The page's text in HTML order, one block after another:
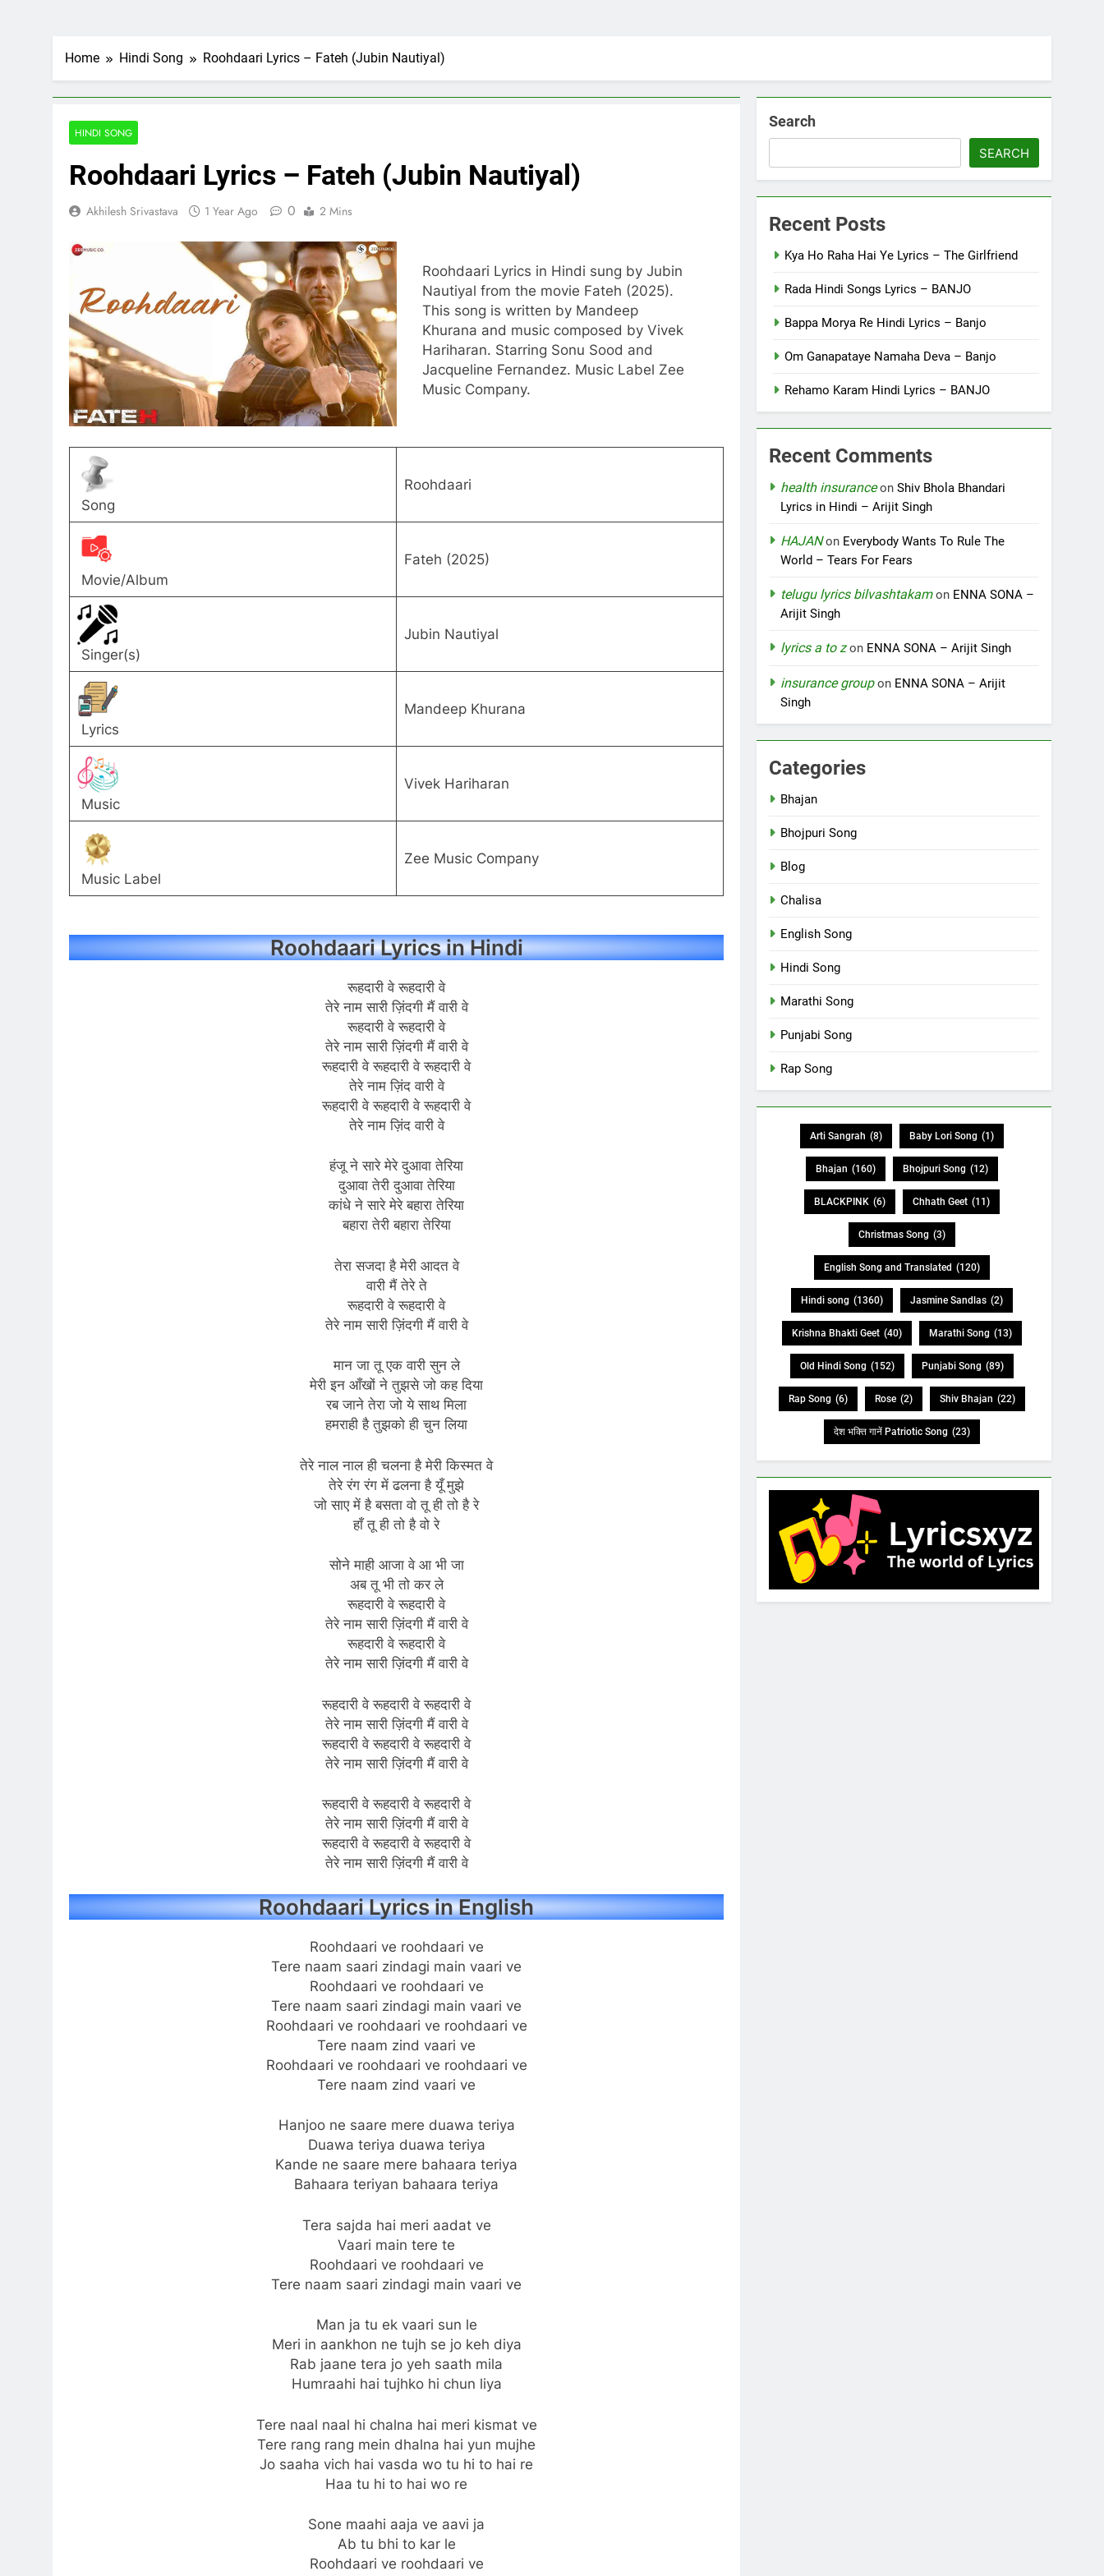
Home Hindi Song Roohdaari Lyrics – Fateh (Jubin Nautiyal)
HINDI SONG
Roohdaari Lyrics – Fateh (Jubin Nautiyal)
Akhilesh Srivastava 1 Year Ago 0 2 Mins
Roohdaari Lyrics in Hindi sung by Jubin
Nautiyal from the movie Fateh (2025).
This song is written by Mandeep
Khurana and music composed by Vivek
Hariharan. Starring Sonu Sood and
Jacqueline Fernandez. Music Label Zee
Music Company.
Song
Roohdaari
Movie/Album
Fateh (2025)
Singer(s)
Jubin Nautiyal
Lyrics
Mandeep Khurana
Music
Vivek Hariharan
Music Label
Zee Music Company
Roohdaari Lyrics in Hindi
रूहदारी वे रूहदारी वे
तेरे नाम सारी ज़िंदगी मैं वारी वे
रूहदारी वे रूहदारी वे
तेरे नाम सारी ज़िंदगी मैं वारी वे
रूहदारी वे रूहदारी वे रूहदारी वे
तेरे नाम ज़िंद वारी वे
रूहदारी वे रूहदारी वे रूहदारी वे
तेरे नाम ज़िंद वारी वे
हंजू ने सारे मेरे दुआवा तेरिया
दुआवा तेरी दुआवा तेरिया
कांधे ने सारे मेरे बहारा तेरिया
बहारा तेरी बहारा तेरिया
तेरा सजदा है मेरी आदत वे
वारी मैं तेरे ते
रूहदारी वे रूहदारी वे
तेरे नाम सारी ज़िंदगी मैं वारी वे
मान जा तू एक वारी सुन ले
मेरी इन आँखों ने तुझसे जो कह दिया
रब जाने तेरा जो ये साथ मिला
हमराही है तुझको ही चुन लिया
तेरे नाल नाल ही चलना है मेरी किस्मत वे
तेरे रंग रंग में ढलना है यूँ मुझे
जो साए में है बसता वो तू ही तो है रे
हाँ तू ही तो है वो रे
सोने माही आजा वे आ भी जा
अब तू भी तो कर ले
रूहदारी वे रूहदारी वे
तेरे नाम सारी ज़िंदगी मैं वारी वे
रूहदारी वे रूहदारी वे
तेरे नाम सारी ज़िंदगी मैं वारी वे
रूहदारी वे रूहदारी वे रूहदारी वे
तेरे नाम सारी ज़िंदगी मैं वारी वे
रूहदारी वे रूहदारी वे रूहदारी वे
तेरे नाम सारी ज़िंदगी मैं वारी वे
रूहदारी वे रूहदारी वे रूहदारी वे
तेरे नाम सारी ज़िंदगी मैं वारी वे
रूहदारी वे रूहदारी वे रूहदारी वे
तेरे नाम सारी ज़िंदगी मैं वारी वे
Roohdaari Lyrics in English
Roohdaari ve roohdaari ve
Tere naam saari zindagi main vaari ve
Roohdaari ve roohdaari ve
Tere naam saari zindagi main vaari ve
Roohdaari ve roohdaari ve roohdaari ve
Tere naam zind vaari ve
Roohdaari ve roohdaari ve roohdaari ve
Tere naam zind vaari ve
Hanjoo ne saare mere duawa teriya
Duawa teriya duawa teriya
Kande ne saare mere bahaara teriya
Bahaara teriyan bahaara teriya
Tera sajda hai meri aadat ve
Vaari main tere te
Roohdaari ve roohdaari ve
Tere naam saari zindagi main vaari ve
Man ja tu ek vaari sun le
Meri in aankhon ne tujh se jo keh diya
Rab jaane tera jo yeh saath mila
Humraahi hai tujhko hi chun liya
Tere naal naal hi chalna hai meri kismat ve
Tere rang rang mein dhalna hai yun mujhe
Jo saaha vich hai vasda wo tu hi to hai re
Haa tu hi to hai wo re
Sone maahi aaja ve aavi ja
Ab tu bhi to kar le
Roohdaari ve roohdaari ve
Search
SEARCH
Recent Posts
Kya Ho Raha Hai Ye Lyrics – The Girlfriend
Rada Hindi Songs Lyrics – BANJO
Bappa Morya Re Hindi Lyrics – Banjo
Om Ganapataye Namaha Deva – Banjo
Rehamo Karam Hindi Lyrics – BANJO
Recent Comments
health insuranceonShiv Bhola Bhandari
Lyrics in Hindi – Arijit Singh
HAJANon Everybody Wants To Rule The
World – Tears For Fears
telugu lyrics bilvashtakamon ENNA SONA –
Arijit Singh
lyrics a to zon ENNA SONA – Arijit Singh
insurance groupon ENNA SONA – Arijit
Singh
Categories
Bhajan
Bhojpuri Song
Blog
Chalisa
English Song
Hindi Song
Marathi Song
Punjabi Song
Rap Song
Arti Sangrah (8) Baby Lori Song (1)
Bhajan (160) Bhojpuri Song (12)
BLACKPINK (6) Chhath Geet (11)
Christmas Song (3)
English Song and Translated (120)
Hindi song (1360) Jasmine Sandlas (2)
Krishna Bhakti Geet (40) Marathi Song (13)
Old Hindi Song (152) Punjabi Song (89)
Rap Song (6) Rose (2) Shiv Bhajan (22)
देश भक्ति गानें Patriotic Song (23)